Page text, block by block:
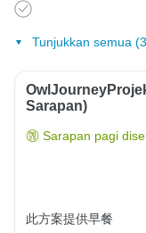
Tunjukkan semua
Sarapan)
Sarapan pagi
此方案提供早餐